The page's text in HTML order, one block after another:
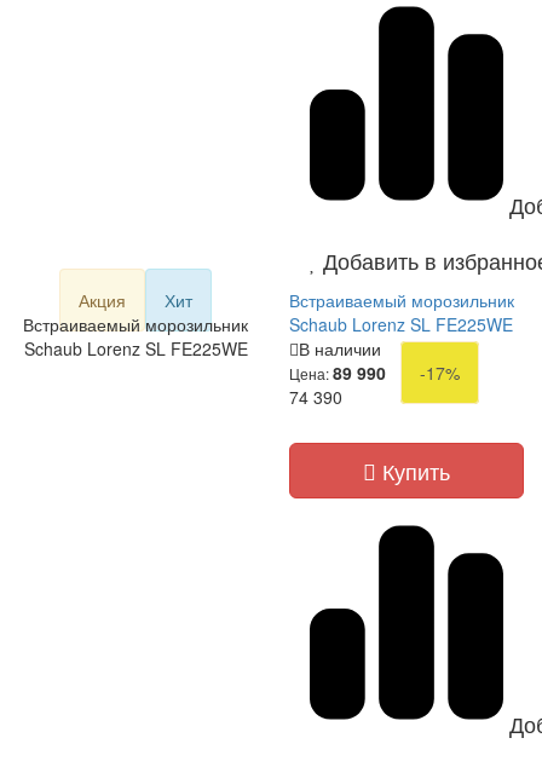
Добавить в
Акция
Хит
Встраиваемый морозильник
Schaub Lorenz SL FE225WE
Встраиваемый морозильник
Schaub Lorenz SL FE225WE
В наличии
Цена:89 990
-17%
74 390
Купить